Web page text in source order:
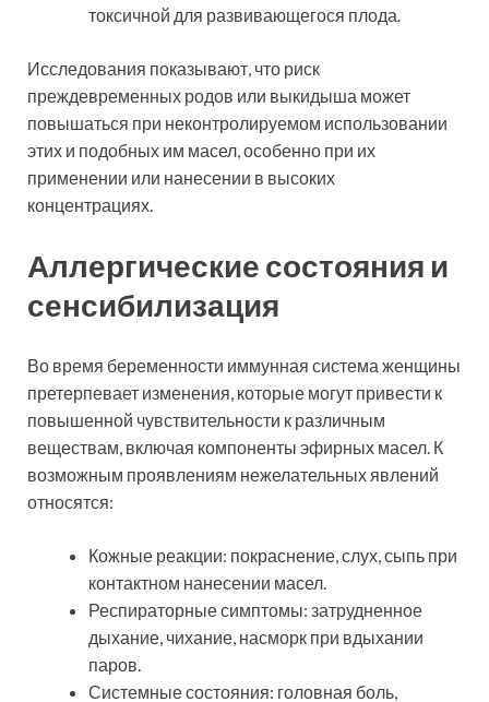
токсичной для развивающегося плода.
Исследования показывают, что риск
преждевременных родов или выкидыша может
повышаться при неконтролируемом использовании
этих и подобных им масел, особенно при их
применении или нанесении в высоких
концентрациях.
Аллергические состояния и
сенсибилизация
Во время беременности иммунная система женщины
претерпевает изменения, которые могут привести к
повышенной чувствительности к различным
веществам, включая компоненты эфирных масел. К
возможным проявлениям нежелательных явлений
относятся:
Кожные реакции: покраснение, слух, сыпь при
контактном нанесении масел.
Респираторные симптомы: затрудненное
дыхание, чихание, насморк при вдыхании
паров.
Системные состояния: головная боль,